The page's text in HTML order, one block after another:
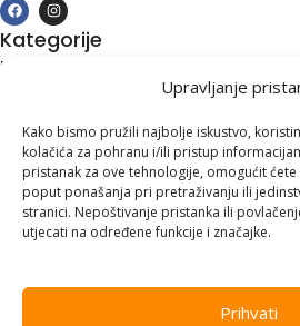
Upravljanje
Kako bismo pružili najbolje iskustvo,
kolačića za pohranu i/ili pristup
pristanak za ove tehnologije, omogućit
poput ponašanja pri pretraživanju ili
stranici. Nepoštivanje pristanka ili
utjecati na određene funkcije i značajke.
Prihvati
Kategorije
Kupovina i podrška
Kontakt informacije
Branilaca Bosne, 75 300 Lukavac
+387 35 555 999
info@pconer.ba